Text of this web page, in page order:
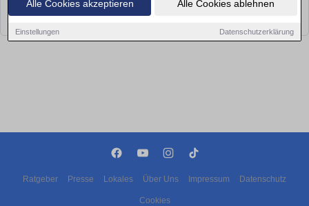
Alle Cookies akzeptieren Alle Cookies ablehnen
Einstellungen Datenschutzerklärung
Leider konnten wir derzeit keine passenden Objekte finden. Schauen Sie
Ratgeber Presse Lokales Über Uns Impressum Datenschutz
Cookies